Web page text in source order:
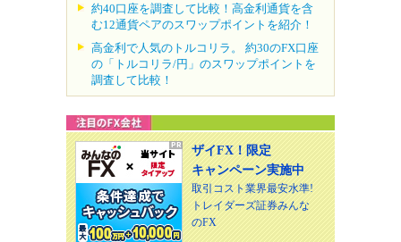
約40口座を調査して比較！高金利通貨を含
む12通貨ペアのスワップポイントを紹介！
高金利で人気のトルコリラ。 約30のFX口座
の「トルコリラ/円」のスワップポイントを
調査して比較！
ザイFX！限定
キャンペーン実施中
取引コスト業界最安水準!
トレイダーズ証券みんな
のFX